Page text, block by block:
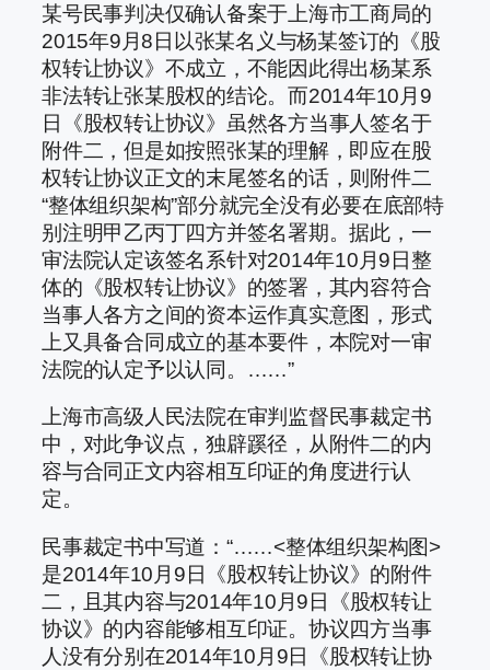
某号民事判决仅确认备案于上海市工商局的
2015年9月8日以张某名义与杨某签订的《股
权转让协议》不成立，不能因此得出杨某系
非法转让张某股权的结论。而2014年10月9
日《股权转让协议》虽然各方当事人签名于
附件二，但是如按照张某的理解，即应在股
权转让协议正文的末尾签名的话，则附件二
“整体组织架构”部分就完全没有必要在底部特
别注明甲乙丙丁四方并签名署期。据此，一
审法院认定该签名系针对2014年10月9日整
体的《股权转让协议》的签署，其内容符合
当事人各方之间的资本运作真实意图，形式
上又具备合同成立的基本要件，本院对一审
法院的认定予以认同。……”
上海市高级人民法院在审判监督民事裁定书
中，对此争议点，独辟蹊径，从附件二的内
容与合同正文内容相互印证的角度进行认
定。
民事裁定书中写道：“……<整体组织架构图>
是2014年10月9日《股权转让协议》的附件
二，且其内容与2014年10月9日《股权转让
协议》的内容能够相互印证。协议四方当事
人没有分别在2014年10月9日《股权转让协